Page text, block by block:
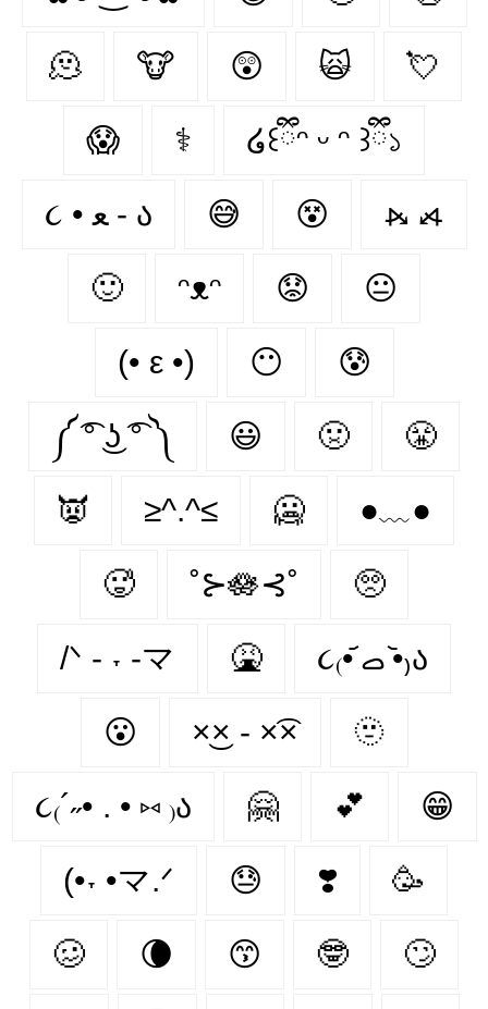
🫠 🐮 😲 🙀 💘
😱 ⚕ ໒꒰ྀིᵔ ᵕ ᵔ ꒱ྀི১
૮ • ﻌ - ა⁩ 😅 😵 ⦮ ⦯
🙂 ᵔᴥᵔ 😟 😐
(• ε •) 😶 😰
༼ ͡° ͜ʖ ͡° ༽ 😃 🤢 😤
👿 ≥^.^≤ 🥶 ●﹏●
🥵 ˚⊱🪷⊰˚ 🥺
/ᐠ - ˕ -マ 🤮 ૮₍•᷄ ࡇ •᷅₎ა
😮‍ ×͜× - ×͡× 🫥
૮₍´˶• . • ⑅ ₎ა 🤗 💕 😁
(•˕ •マ.ᐟ 😓 ❣️ 🥳
🥴 🌘 😙 🤓 🙄